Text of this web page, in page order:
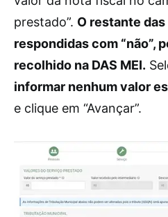
prestado”. O restante
respondidas com “não”,
recolhido na DAS MEI.
informar nenhum valor
e clique em “Avançar”.